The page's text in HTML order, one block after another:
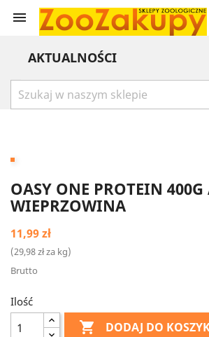

AKTUALNOŚCI
OASY ONE PROTEIN
WIEPRZOWINA
11,99 zł
(29,98 zł za kg)
Brutto
Ilość
 DODAJ DO